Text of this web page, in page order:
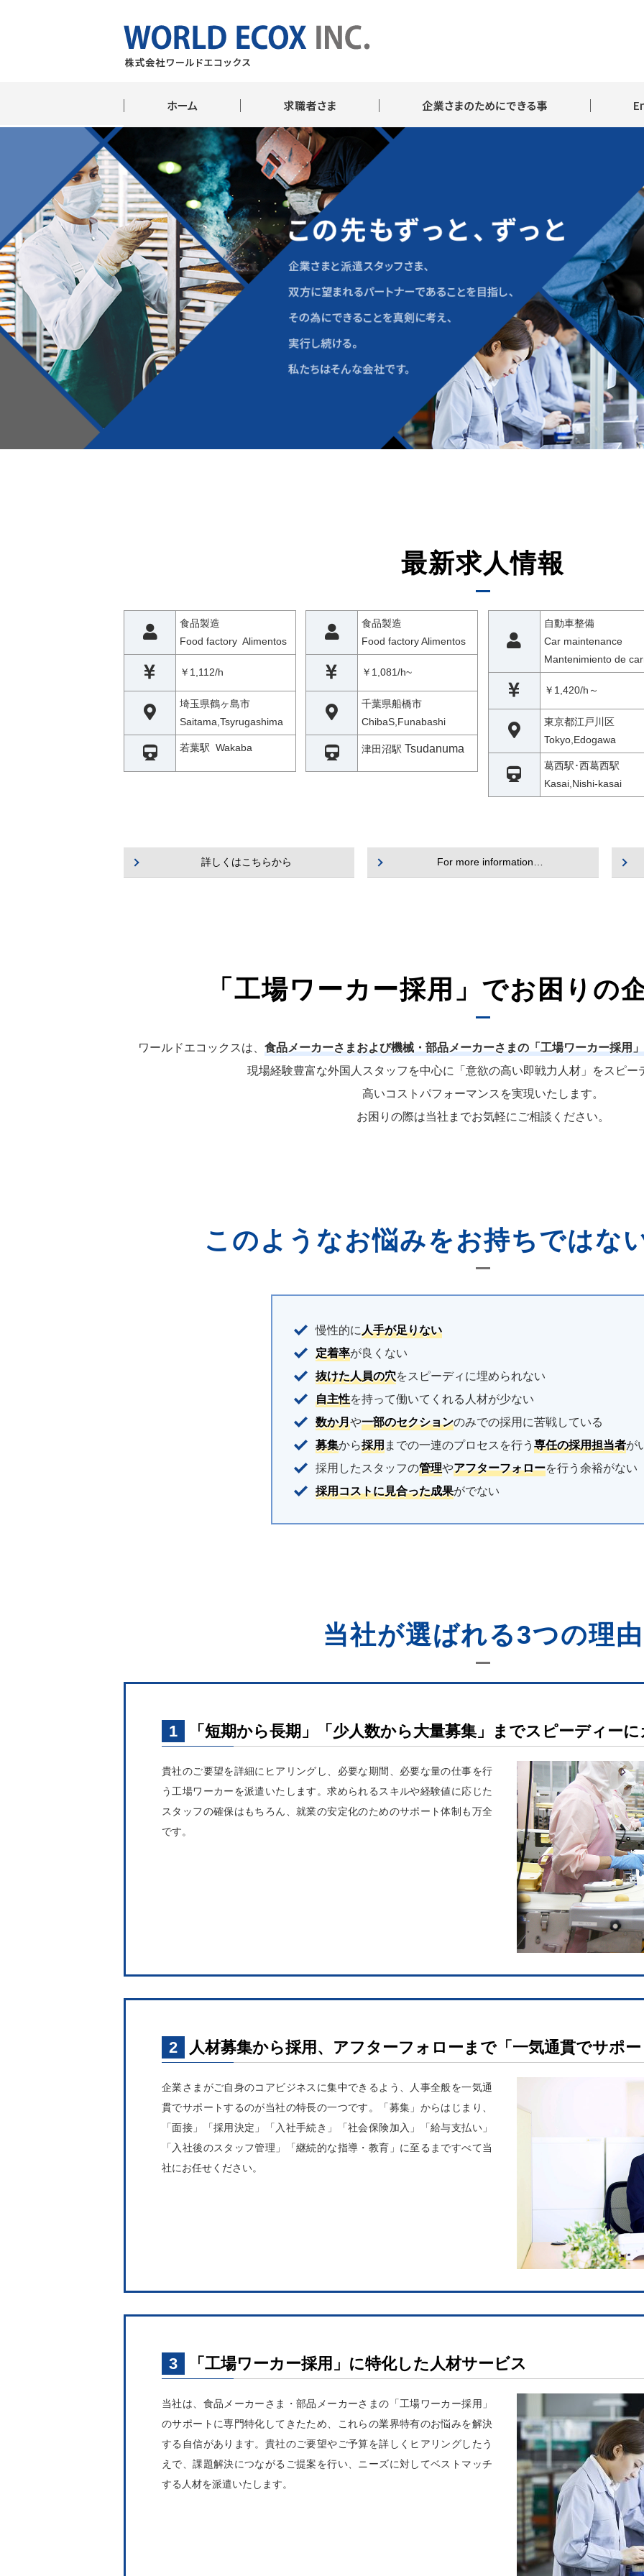
最新求人情報
食品製造
Food factory Alimentos
￥1,112/h
埼玉県鶴ヶ島市
Saitama,Tsyrugashima
若葉駅 Wakaba
食品製造
Food factory Alimentos
￥1,081/h~
千葉県船橋市
ChibaS,Funabashi
津田沼駅Tsudanuma
自動車整備
Car maintenance
Mantenimiento de
￥1,420/h～
東京都江戸川区
Tokyo,Edogawa
葛西駅･西葛西駅
Kasai,Nishi-kasai
詳しくはこちらから For more information…
「工場ワーカー採用」でお困りの
ワールドエコックスは、 食品メーカーさまおよび機械・部品メーカーさまの「工場ワーカー採用
現場経験豊富な外国人スタッフを中心に「意欲の高い即戦力人材」をスピー
高いコストパフォーマンスを実現いたします。
お困りの際は当社までお気軽にご相談ください。
このようなお悩みをお持ちではな
慢性的に人手が足りない
定着率が良くない
抜けた人員の穴をスピーディに埋められない
自主性を持って働いてくれる人材が少ない
数か月や一部のセクションのみでの採用に苦戦している
募集から採用までの一連のプロセスを行う 専任の採用担当者が
採用したスタッフの管理やアフターフォローを行う余裕がない
採用コストに見合った成果がでない
当社が選ばれる3つの理由
1 「短期から長期」「少人数から大量募集」までスピーディー
貴社のご要望を詳細にヒアリングし、必要な期間、必要な量の仕事を行
う工場ワーカーを派遣いたします。求められるスキルや経験値に応じた
スタッフの確保はもちろん、就業の安定化のためのサポート体制も万全
です。
2 人材募集から採用、アフターフォローまで「一気通貫でサポ
企業さまがご自身のコアビジネスに集中できるよう、人事全般を一気通
貫でサポートするのが当社の特長の一つです。「募集」からはじまり、
「面接」「採用決定」「入社手続き」「社会保険加入」「給与支払い」
「入社後のスタッフ管理」「継続的な指導・教育」に至るまですべて当
社にお任せください。
3 「工場ワーカー採用」に特化した人材サービス
当社は、食品メーカーさま・部品メーカーさまの「工場ワーカー採用」
のサポートに専門特化してきたため、これらの業界特有のお悩みを解決
する自信があります。貴社のご要望やご予算を詳しくヒアリングしたう
えで、課題解決につながるご提案を行い、ニーズに対してベストマッチ
する人材を派遣いたします。